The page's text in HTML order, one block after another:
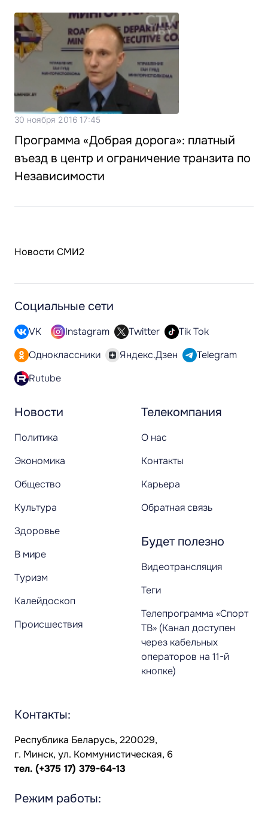
30 ноября 2016 17:45
Программа «Добрая дорога»: платный
въезд в центр и ограничение транзита по
Независимости
Новости СМИ2
Новости
Политика
Экономика
Общество
Культура
Здоровье
В мире
Туризм
Калейдоскоп
Происшествия
Телекомпания
О нас
Контакты
Карьера
Обратная связь
Будет полезно
Видеотрансляция
Теги
Телепрограмма «Спорт
ТВ» (Канал доступен
через кабельных
операторов на 11-й
кнопке)
Социальные сети
VK Instagram Twitter
Tik Tok
Одноклассники
Яндекс.Дзен
Telegram
Rutube
Контакты:
Республика Беларусь, 220029,
г. Минск, ул. Коммунистическая, 6
тел. (+375 17) 379-64-13
Режим работы: